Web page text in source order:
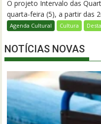
O projeto Intervalo das
quarta-feira (5), a partir das
Agenda Cultural Cultura
NOTÍCIAS NOVAS